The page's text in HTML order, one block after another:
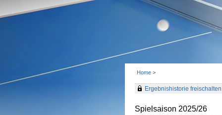
Home >
Ergebnishistorie freischalten
Spielsaison 2025/26